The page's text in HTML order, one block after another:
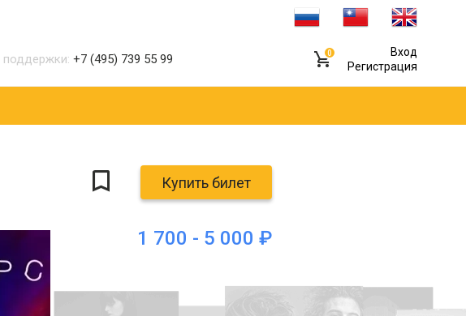
+7 (495) 739 55 99 0
Вход
Регистрация
Купить билет
1 700 - 5 000 ₽